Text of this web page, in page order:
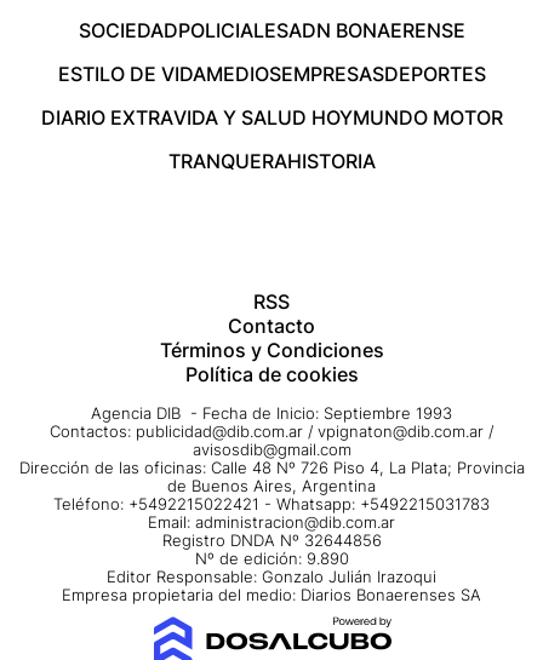
SOCIEDADPOLICIALESADN BONAERENSE
ESTILO DE VIDAMEDIOSEMPRESASDEPORTES
DIARIO EXTRAVIDA Y SALUD HOYMUNDO MOTOR
TRANQUERAHISTORIA
RSS
Contacto
Términos y Condiciones
Política de cookies
Agencia DIB - Fecha de Inicio: Septiembre 1993
Contactos: publicidad@dib.com.ar / vpignaton@dib.com.ar /
avisosdib@gmail.com
Dirección de las oficinas: Calle 48 Nº 726 Piso 4, La Plata; Provincia
de Buenos Aires, Argentina
Teléfono: +5492215022421 - Whatsapp: +5492215031783
Email: administracion@dib.com.ar
Registro DNDA Nº 32644856
Nº de edición: 9.890
Editor Responsable: Gonzalo Julián Irazoqui
Empresa propietaria del medio: Diarios Bonaerenses SA